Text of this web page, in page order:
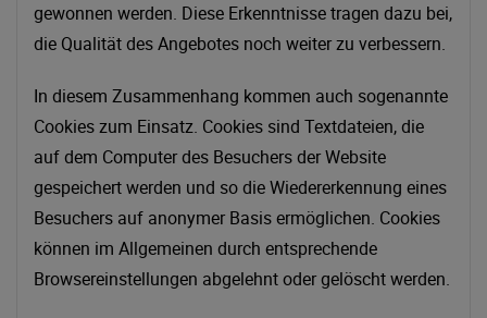
gewonnen werden. Diese Erkenntnisse tragen dazu bei,
die Qualität des Angebotes noch weiter zu verbessern.
In diesem Zusammenhang kommen auch sogenannte
Cookies zum Einsatz. Cookies sind Textdateien, die
auf dem Computer des Besuchers der Website
gespeichert werden und so die Wiedererkennung eines
Besuchers auf anonymer Basis ermöglichen. Cookies
können im Allgemeinen durch entsprechende
Browsereinstellungen abgelehnt oder gelöscht werden.